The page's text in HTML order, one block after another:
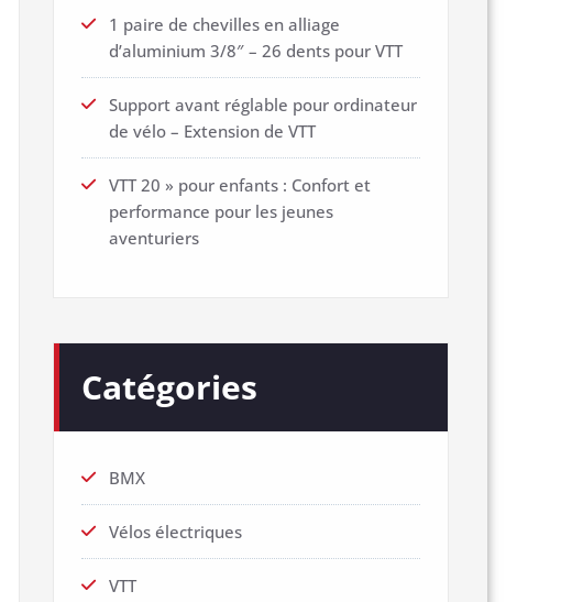
1 paire de chevilles en alliage
d’aluminium 3/8″ – 26 dents pour VTT
Support avant réglable pour ordinateur
de vélo – Extension de VTT
VTT 20 » pour enfants : Confort et
performance pour les jeunes
aventuriers
Catégories
BMX
Vélos électriques
VTT